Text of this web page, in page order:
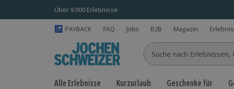
Über 9.000 Erlebnisse
PAYBACK FAQ Jobs B2B Magazin
Suche nach Erlebnissen...
Alle Erlebnisse Kurzurlaub Geschenke für